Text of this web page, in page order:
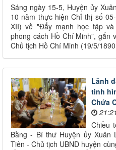
Sáng ngày 15-5, Huyện ủy
10 năm thực hiện Chỉ thị số
XII) về "Đẩy mạnh học tập
phong cách Hồ Chí Minh”, gắn
Chủ tịch Hồ Chí Minh (19/5/
Lãnh
tình
Chứa
Chiều
Bằng - Bí thư Huyện ủy Xuân
Tiên - Chủ tịch UBND huyện